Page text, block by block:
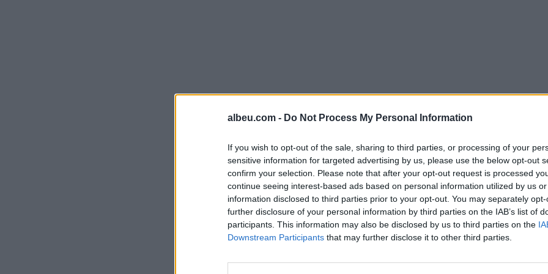
albeu.com - Do Not Process My Personal Information
If you wish to opt-out of the sale, sharing to third parties, or processing of your
sensitive information for targeted advertising by us, please use the below opt-out
confirm your selection. Please note that after your opt-out request is processed
continue seeing interest-based ads based on personal information utilized by us
information disclosed to third parties prior to your opt-out. You may separately
further disclosure of your personal information by third parties on the IAB’s list of
participants. This information may also be disclosed by us to third parties on the
Downstream Participants that may further disclose it to other third parties.